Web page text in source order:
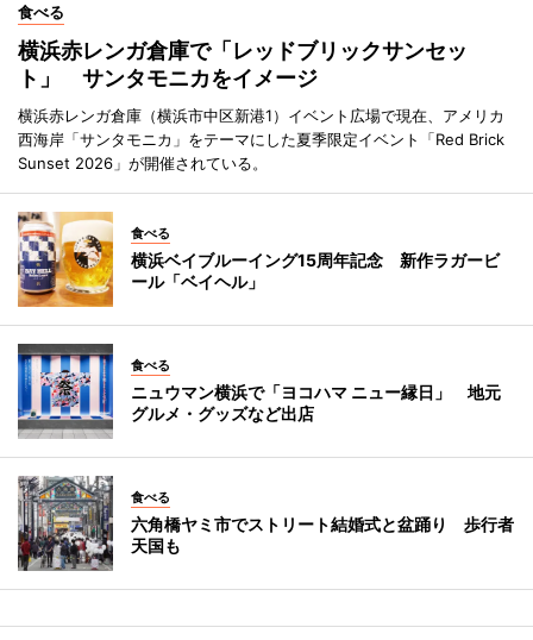
食べる
横浜赤レンガ倉庫で「レッドブリックサンセッ
ト」 サンタモニカをイメージ
横浜赤レンガ倉庫（横浜市中区新港1）イベント広場で現在、アメリカ
西海岸「サンタモニカ」をテーマにした夏季限定イベント「Red Brick
Sunset 2026」が開催されている。
食べる
横浜ベイブルーイング15周年記念 新作ラガービ
ール「ベイヘル」
食べる
ニュウマン横浜で「ヨコハマ ニュー縁日」 地元
グルメ・グッズなど出店
食べる
六角橋ヤミ市でストリート結婚式と盆踊り 歩行者
天国も